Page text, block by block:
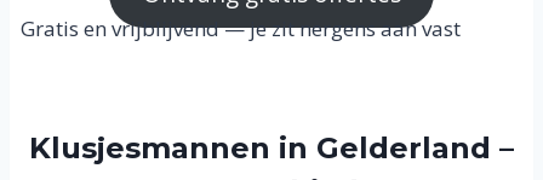
Gratis en vrijblijvend — je zit nergens aan vast
Klusjesmannen in Gelderland –